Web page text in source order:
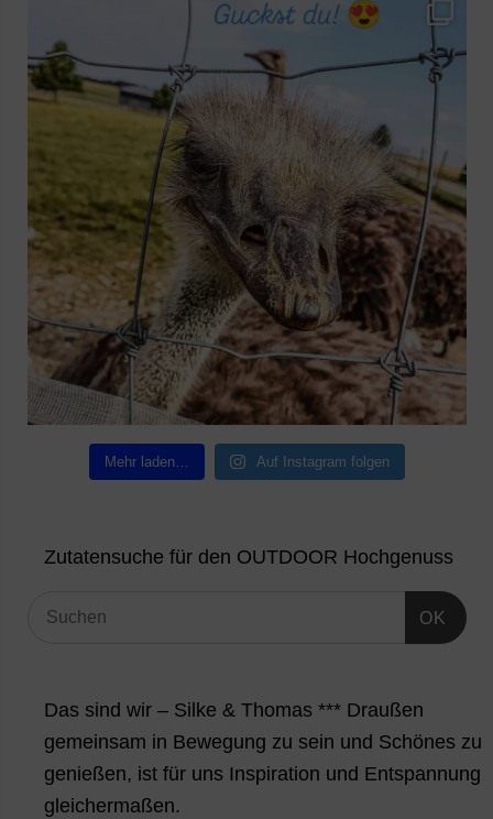
Mehr laden… Auf Instagram folgen
Zutatensuche für den OUTDOOR Hochgenuss
OK
Das sind wir – Silke & Thomas *** Draußen
gemeinsam in Bewegung zu sein und Schönes zu
genießen, ist für uns Inspiration und Entspannung
gleichermaßen.